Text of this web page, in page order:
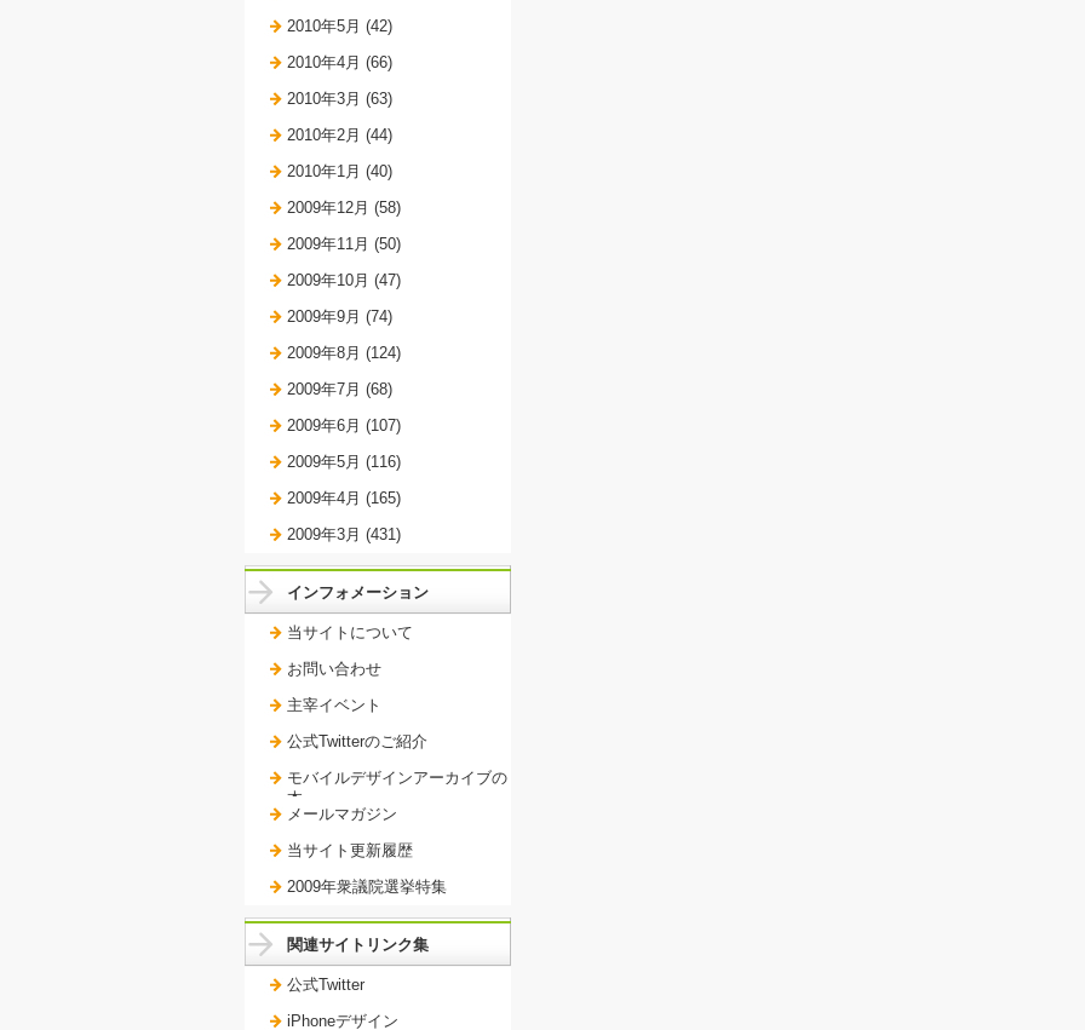
2010年5月 (42)
2010年4月 (66)
2010年3月 (63)
2010年2月 (44)
2010年1月 (40)
2009年12月 (58)
2009年11月 (50)
2009年10月 (47)
2009年9月 (74)
2009年8月 (124)
2009年7月 (68)
2009年6月 (107)
2009年5月 (116)
2009年4月 (165)
2009年3月 (431)
インフォメーション
当サイトについて
お問い合わせ
主宰イベント
公式Twitterのご紹介
モバイルデザインアーカイブの
本。
メールマガジン
当サイト更新履歴
2009年衆議院選挙特集
関連サイトリンク集
公式Twitter
iPhoneデザイン